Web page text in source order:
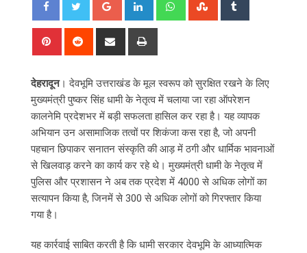
Pinterest Reddit
Share
देहरादून। देवभूमि उत्तराखंड के मूल स्वरूप को सुरक्षित रखने के लिए
मुख्यमंत्री पुष्कर सिंह धामी के नेतृत्व में चलाया जा रहा ऑपरेशन
कालनेमि प्रदेशभर में बड़ी सफलता हासिल कर रहा है। यह व्यापक
अभियान उन असामाजिक तत्वों पर शिकंजा कस रहा है, जो अपनी
पहचान छिपाकर सनातन संस्कृति की आड़ में ठगी और धार्मिक भावनाओं
से खिलवाड़ करने का कार्य कर रहे थे। मुख्यमंत्री धामी के नेतृत्व में
पुलिस और प्रशासन ने अब तक प्रदेश में 4000 से अधिक लोगों का
सत्यापन किया है, जिनमें से 300 से अधिक लोगों को गिरफ्तार किया
गया है।
यह कार्रवाई साबित करती है कि धामी सरकार देवभूमि के आध्यात्मिक